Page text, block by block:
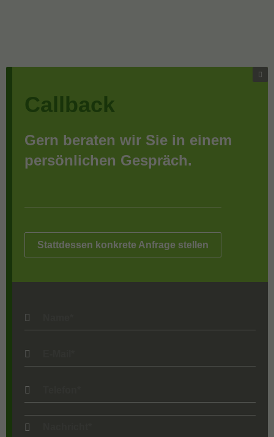
Callback
Gern beraten wir Sie in einem
persönlichen Gespräch.
Stattdessen konkrete Anfrage stellen